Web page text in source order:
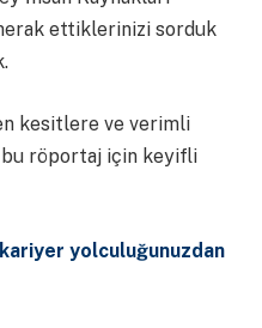
ettiklerinizi sorduk
kesitlere ve verimli
röportaj için keyifli
yolculuğunuzdan